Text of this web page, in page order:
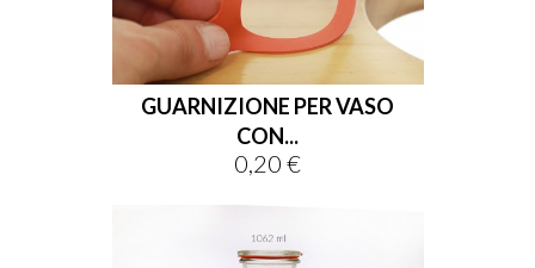
GUARNIZIONE PER VASO
CON...
Prezzo
0,20 €